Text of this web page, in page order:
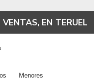
EN TERUEL
Menores